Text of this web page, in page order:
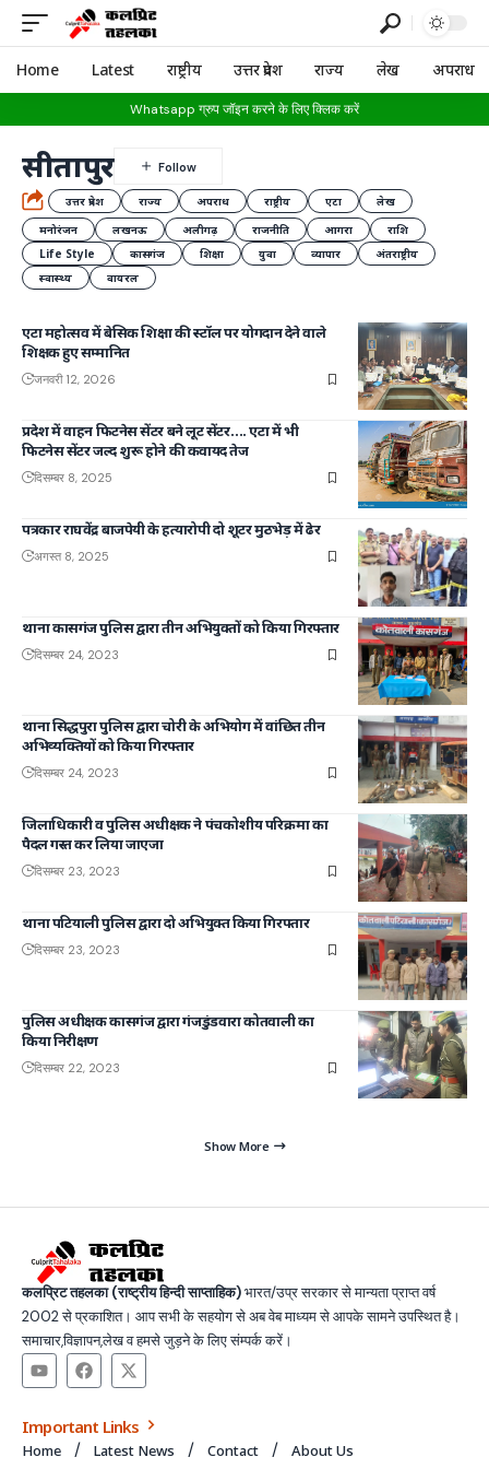
Home Latest राष्ट्रीय उत्तर प्रदेश राज्य लेख अपराध
Whatsapp ग्रुप जॉइन करने के लिए क्लिक करें
सीतापुर
उत्तर प्रदेश राज्य अपराध राष्ट्रीय एटा
लेख
मनोरंजन
लखनऊ अलीगढ़ राजनीति आगरा
राशि
Life Style
कासगंज शिक्षा युवा व्यापार
अंतराष्ट्रीय
स्वास्थ्य
वायरल
एटा महोत्सव में बेसिक शिक्षा की स्टॉल पर योगदान देने वाले
शिक्षक हुए सम्मानित
जनवरी 12, 2026
प्रदेश में वाहन फिटनेस सेंटर बने लूट सेंटर…. एटा में भी
फिटनेस सेंटर जल्द शुरू होने की कवायद तेज
दिसम्बर 8, 2025
पत्रकार राघवेंद्र बाजपेयी के हत्यारोपी दो शूटर मुठभेड़ में ढेर
अगस्त 8, 2025
थाना कासगंज पुलिस द्वारा तीन अभियुक्तों को किया गिरफ्तार
दिसम्बर 24, 2023
थाना सिद्धपुरा पुलिस द्वारा चोरी के अभियोग में वांछित तीन
अभिव्यक्तियों को किया गिरफ्तार
दिसम्बर 24, 2023
जिलाधिकारी व पुलिस अधीक्षक ने पंचकोशीय परिक्रमा का
पैदल गस्त कर लिया जाएजा
दिसम्बर 23, 2023
थाना पटियाली पुलिस द्वारा दो अभियुक्त किया गिरफ्तार
दिसम्बर 23, 2023
पुलिस अधीक्षक कासगंज द्वारा गंजडुंडवारा कोतवाली का
किया निरीक्षण
दिसम्बर 22, 2023
Show More
कलप्रिट तहलका (राष्ट्रीय हिन्दी साप्ताहिक)भारत/उप्र सरकार से मान्यता प्राप्त वर्ष
2002 से प्रकाशित। आप सभी के सहयोग से अब वेब माध्यम से आपके सामने उपस्थित है।
समाचार,विज्ञापन,लेख व हमसे जुड़ने के लिए संम्पर्क करें।
Important Links
Home Latest News Contact About Us